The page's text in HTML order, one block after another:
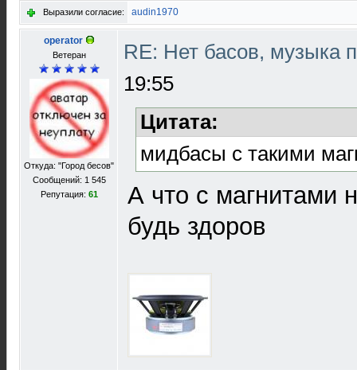
Выразили согласие: audin1970
operator
Ветеран
Откуда: "Город бесов"
Сообщений: 1 545
Репутация: 61
RE: Нет басов, музыка
19:55
Цитата:
мидбасы с такими
А что с магнитами
будь здоров